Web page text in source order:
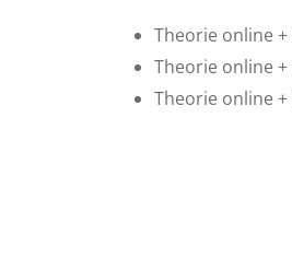
Theorie online
Theorie online
Theorie online